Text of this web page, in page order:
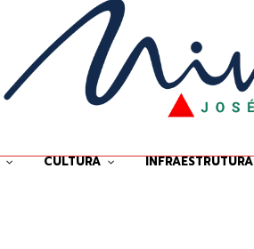
CULTURA INFRAESTRUTURA